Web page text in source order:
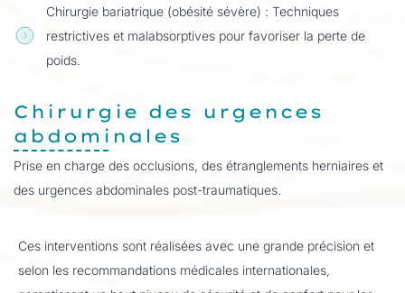
Chirurgie bariatrique (obésité sévère) : Techniques
restrictives et malabsorptives pour favoriser la perte de
poids.
Chirurgie des urgences
abdominales
Prise en charge des occlusions, des étranglements herniaires et
des urgences abdominales post-traumatiques.
Ces interventions sont réalisées avec une grande précision et
selon les recommandations médicales internationales,